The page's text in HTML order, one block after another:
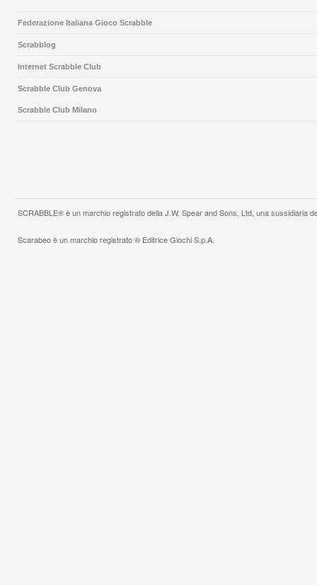
Federazione Italiana Gioco Scrabble
Scrabblog
Internet Scrabble Club
Scrabble Club Genova
Scrabble Club Milano
SCRABBLE® è un marchio registrato della J.W. Spear and Sons, Ltd, una
Scarabeo è un marchio registrato ® Editrice Giochi S.p.A.